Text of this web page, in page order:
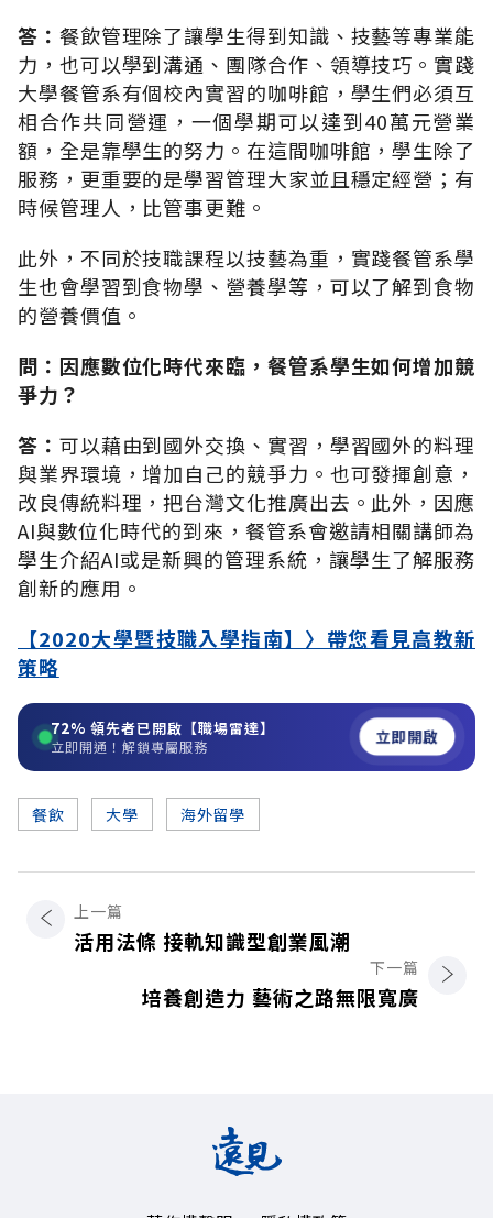
答： 餐飲管理除了讓學生得到知識、技藝等專業能
力，也可以學到溝通、團隊合作、領導技巧。實踐
大學餐管系有個校內實習的咖啡館，學生們必須互
相合作共同營運，一個學期可以達到40萬元營業
額，全是靠學生的努力。在這間咖啡館，學生除了
服務，更重要的是學習管理大家並且穩定經營；有
時候管理人，比管事更難。
此外，不同於技職課程以技藝為重，實踐餐管系學
生也會學習到食物學、營養學等，可以了解到食物
的營養價值。
問：因應數位化時代來臨，餐管系學生如何增加競
爭力？
答： 可以藉由到國外交換、實習，學習國外的料理
與業界環境，增加自己的競爭力。也可發揮創意，
改良傳統料理，把台灣文化推廣出去。此外，因應
AI與數位化時代的到來，餐管系會邀請相關講師為
學生介紹AI或是新興的管理系統，讓學生了解服務
創新的應用。
【2020大學暨技職入學指南】〉帶您看見高教新
策略
72% 領先者已開啟【職場雷達】
立即開通！解鎖專屬服務 立即開啟
餐飲 大學 海外留學
上一篇
活用法條 接軌知識型創業風潮
下一篇
培養創造力 藝術之路無限寬廣